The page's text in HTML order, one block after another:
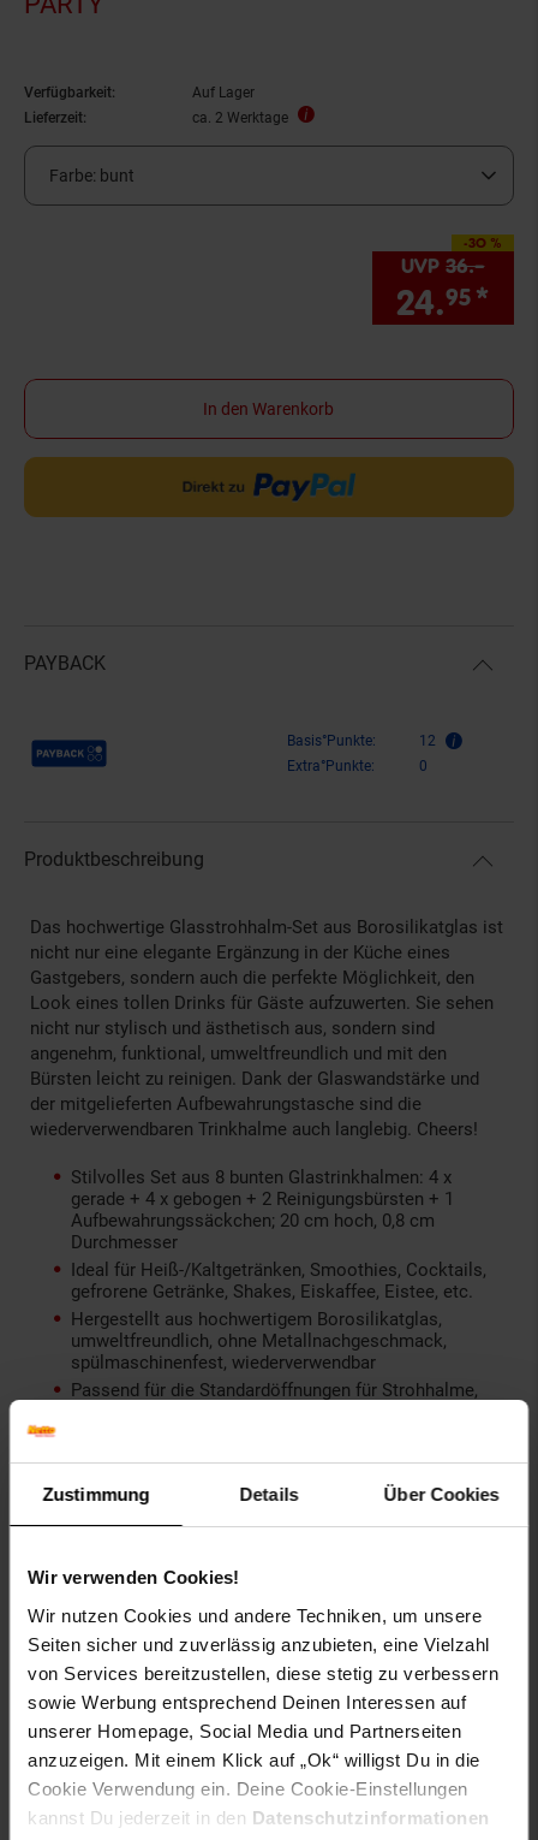
Zustimmung Details Über Cookies
Wir verwenden Cookies!
Wir nutzen Cookies und andere Techniken, um unsere
Seiten sicher und zuverlässig anzubieten, eine Vielzahl
von Services bereitzustellen, diese stetig zu verbessern
sowie Werbung entsprechend Deinen Interessen auf
unserer Homepage, Social Media und Partnerseiten
anzuzeigen. Mit einem Klick auf „Ok“ willigst Du in die
Cookie Verwendung ein. Deine Cookie-Einstellungen
kannst Du jederzeit in den Datenschutzinformationen
Verfügbarkeit:
Auf Lager
Lieferzeit:
ca. 2 Werktage
Farbe: bunt
-30 %
Sie Sparen 30
UVP36.–UVP
24.95 *
In den Warenkorb
PAYBACK
Payback Punkte Basis°Punkte:
12
Extra°Punkte:
0
Produktbeschreibung
Das hochwertige Glasstrohhalm-Set aus Borosilikatglas ist
nicht nur eine elegante Ergänzung in der Küche eines
Gastgebers, sondern auch die perfekte Möglichkeit, den
Look eines tollen Drinks für Gäste aufzuwerten. Sie sehen
nicht nur stylisch und ästhetisch aus, sondern sind
angenehm, funktional, umweltfreundlich und mit den
Bürsten leicht zu reinigen. Dank der Glaswandstärke und
der mitgelieferten Aufbewahrungstasche sind die
wiederverwendbaren Trinkhalme auch langlebig. Cheers!
Stilvolles Set aus 8 bunten Glastrinkhalmen: 4 x
gerade + 4 x gebogen + 2 Reinigungsbürsten + 1
Aufbewahrungssäckchen; 20 cm hoch, 0,8 cm
Durchmesser
Ideal für Heiß-/Kaltgetränken, Smoothies, Cocktails,
gefrorene Getränke, Shakes, Eiskaffee, Eistee, etc.
Hergestellt aus hochwertigem Borosilikatglas,
umweltfreundlich, ohne Metallnachgeschmack,
spülmaschinenfest, wiederverwendbar
Passend für die Standardöffnungen für Strohhalme,
zweimal enthalten – 1 x gerade, 1 x gebogen
Artikelnummer: 2755066000
EAN: 4260405987016
Artikel gehört zur Kategorie:Geschirr & Gläser
Versandinformationen